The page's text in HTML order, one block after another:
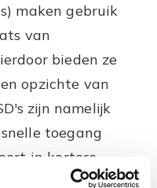
maken gebruik
van
bieden ze
opzichte van
zijn namelijk
toegang
in kortere